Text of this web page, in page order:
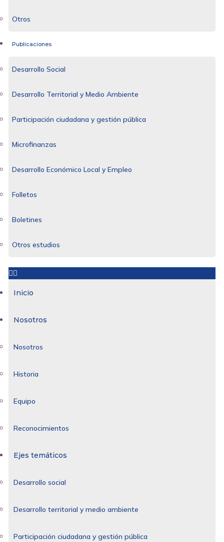
Otros
Publicaciones
Desarrollo Social
Desarrollo Territorial y Medio Ambiente
Participación ciudadana y gestión pública
Microfinanzas
Desarrollo Económico Local y Empleo
Folletos
Boletines
Otros estudios
Inicio
Nosotros
Nosotros
Historia
Equipo
Reconocimientos
Ejes temáticos
Desarrollo social
Desarrollo territorial y medio ambiente
Participación ciudadana y gestión pública